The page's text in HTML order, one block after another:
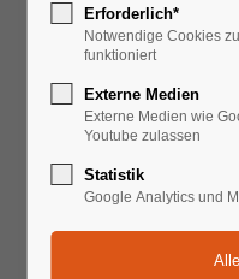
Chrissy Niemann
Erforderlich*
Notwendige Cookies
funktioniert
Externe Medien
Externe Medien wie
Youtube zulassen
Statistik
Google Analytics und